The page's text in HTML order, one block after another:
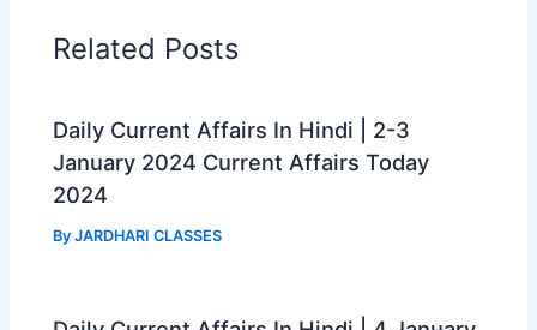
A
p
r
m
Related Posts
Daily Current Affairs In Hindi | 2-3
January 2024 Current Affairs Today
2024
ByJARDHARI CLASSES